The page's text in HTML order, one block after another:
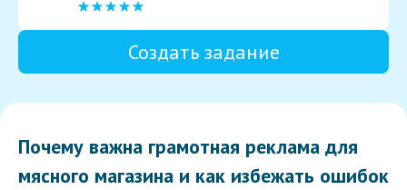
Создать задание
Почему важна грамотная реклама для
мясного магазина и как избежать ошибок